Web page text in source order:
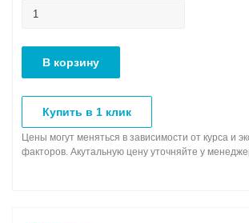
В корзину
Купить в 1 клик
Цены могут меняться в зависимости от курса и
факторов. Акутальную цену уточняйте у